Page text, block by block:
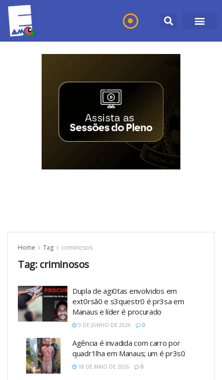
Home Tag criminosos
Tag: criminosos
Dupla de agi0tas envolvidos em
ext0rsã0 e s3questr0 é pr3sa em
Manaus e líder é procurado
9 DE JUNHO DE 2026 0
Agência é invadida com carro por
quadr1lha em Manaus; um é pr3s0
18 DE MAIO DE 2026 0